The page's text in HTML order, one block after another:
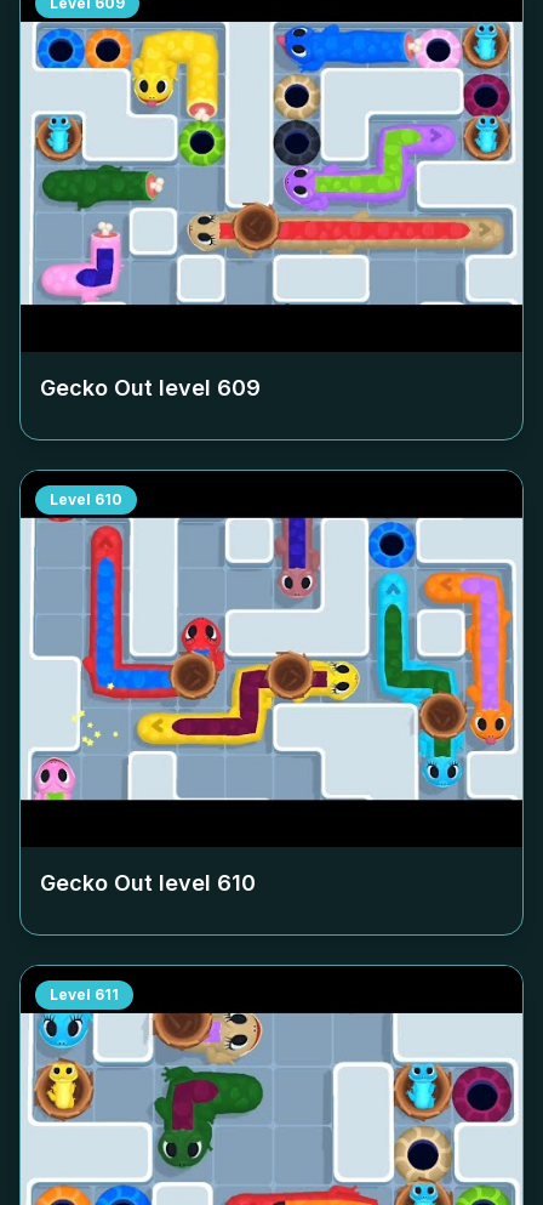
Gecko Out level 609
Level 610
Gecko Out level 610
Level 611